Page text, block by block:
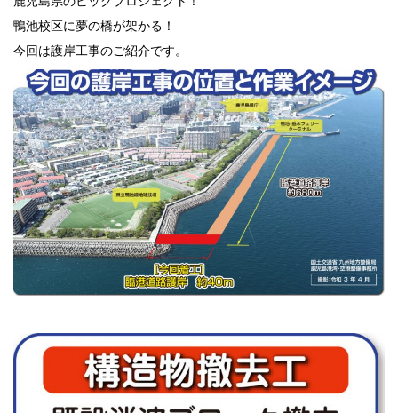
鴨池校区に夢の橋が架かる！
今回は護岸工事のご紹介です。